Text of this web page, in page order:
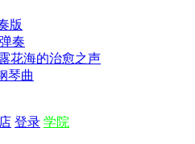
版
奏
花海的治愈之声
琴曲
登录 学院